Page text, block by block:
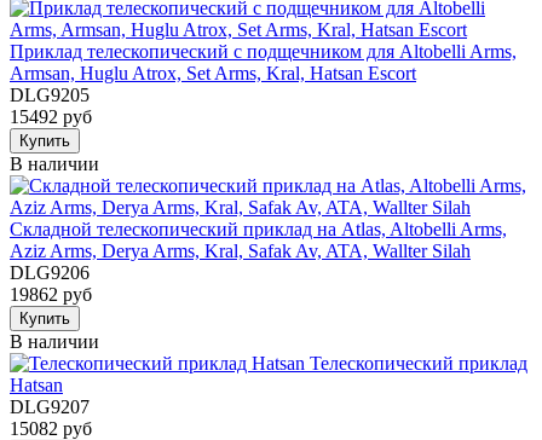
Приклад телескопический с подщечником для Altobelli Arms,
Armsan, Huglu Atrox, Set Arms, Kral, Hatsan Escort
DLG9205
15492 руб
Купить
В наличии
Складной телескопический приклад на Atlas, Altobelli Arms,
Aziz Arms, Derya Arms, Kral, Safak Av, ATA, Wallter Silah
DLG9206
19862 руб
Купить
В наличии
Телескопический приклад
Hatsan
DLG9207
15082 руб